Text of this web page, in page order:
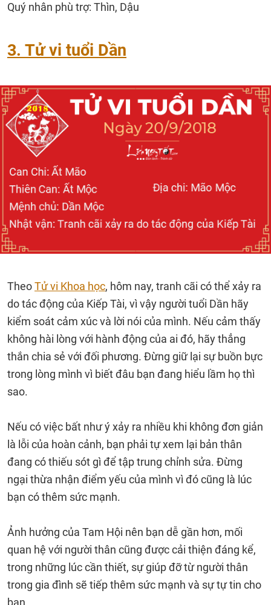
Quý nhân phù trợ: Thìn, Dậu
3. Tử vi tuổi Dần
TheoTử vi Khoa học, hôm nay, tranh cãi có thể xảy ra
do tác động của Kiếp Tài, vì vậy người tuổi Dần hãy
kiểm soát cảm xúc và lời nói của mình. Nếu cảm thấy
không hài lòng với hành động của ai đó, hãy thẳng
thắn chia sẻ với đối phương. Đừng giữ lại sự buồn bực
trong lòng mình vì biết đâu bạn đang hiểu lầm họ thì
sao.
Nếu có việc bất như ý xảy ra nhiều khi không đơn giản
là lỗi của hoàn cảnh, bạn phải tự xem lại bản thân
đang có thiếu sót gì để tập trung chỉnh sửa. Đừng
ngại thừa nhận điểm yếu của mình vì đó cũng là lúc
bạn có thêm sức mạnh.
Ảnh hưởng của Tam Hội nên bạn dễ gần hơn, mối
quan hệ với người thân cũng được cải thiện đáng kể,
trong những lúc cần thiết, sự giúp đỡ từ người thân
trong gia đình sẽ tiếp thêm sức mạnh và sự tự tin cho
bạn.